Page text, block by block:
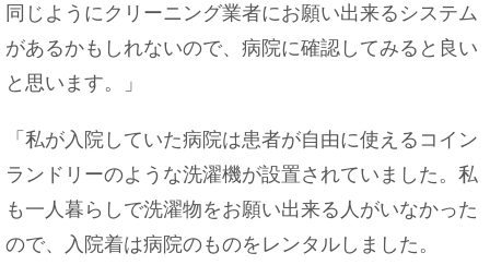
ついて
机にうつ伏せで寝るとゲップが出ちゃう原因と対処
同じようにクリーニング業者にお願い出来るシステム
があるかもしれないので、病院に確認してみると良い
と思います。」
「私が入院していた病院は患者が自由に使えるコイン
ランドリーのような洗濯機が設置されていました。私
も一人暮らしで洗濯物をお願い出来る人がいなかった
ので、入院着は病院のものをレンタルしました。